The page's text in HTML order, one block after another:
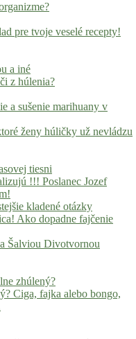
pre tvoje veselé recepty!
a iné
z húlenia?
a sušenie marihuany v
ženy húličky už nevládzu
tiesni
!!! Poslanec Jozef
kladené otázky
Ako dopadne fajčenie
Šalviou Divotvornou
zhúlený?
Ciga, fajka alebo bongo,